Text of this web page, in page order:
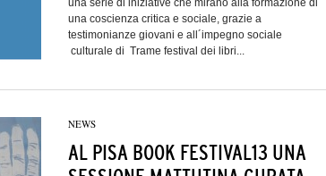
una serie di iniziative che mirano alla formazione di
una coscienza critica e sociale, grazie a
testimonianze giovani e all´impegno sociale
culturale di Trame festival dei libri...
NEWS
AL PISA BOOK FESTIVAL13 UNA